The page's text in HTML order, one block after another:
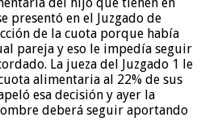
presentó en el Juzgado de
de la cuota porque había
pareja y eso le impedía seguir
La jueza del Juzgado 1 le
alimentaria al 22% de sus
esa decisión y ayer la
deberá seguir aportando